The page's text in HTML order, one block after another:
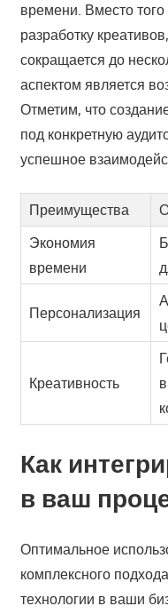
времени. Вместо
разработку
сокращается до
аспектом является
Отметим, что
под конкретную
успешное
Преимущества
Экономия
времени
Персонализация
Креативность
Как
в ваш
Оптимальное
комплексного
технологии в ваши